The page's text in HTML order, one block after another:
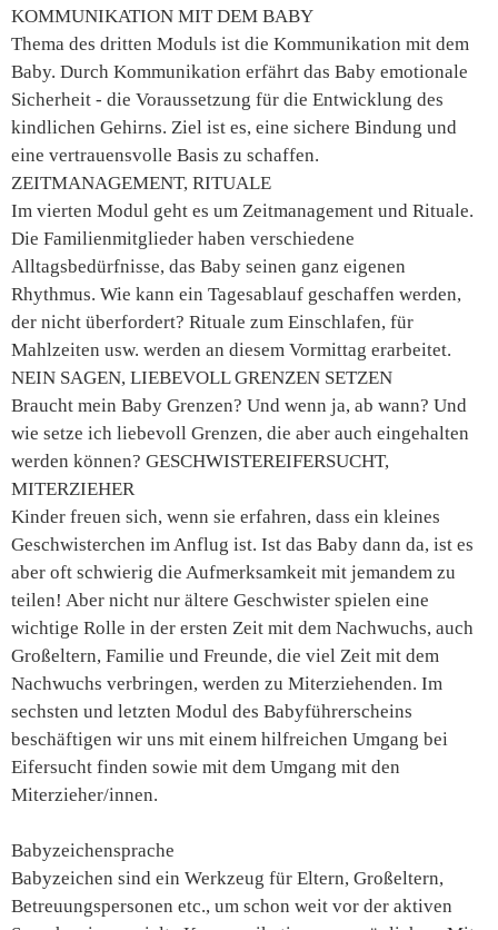
KOMMUNIKATION MIT DEM BABY
Thema des dritten Moduls ist die Kommunikation mit dem
Baby. Durch Kommunikation erfährt das Baby emotionale
Sicherheit - die Voraussetzung für die Entwicklung des
kindlichen Gehirns. Ziel ist es, eine sichere Bindung und
eine vertrauensvolle Basis zu schaffen.
ZEITMANAGEMENT, RITUALE
Im vierten Modul geht es um Zeitmanagement und Rituale.
Die Familienmitglieder haben verschiedene
Alltagsbedürfnisse, das Baby seinen ganz eigenen
Rhythmus. Wie kann ein Tagesablauf geschaffen werden,
der nicht überfordert? Rituale zum Einschlafen, für
Mahlzeiten usw. werden an diesem Vormittag erarbeitet.
NEIN SAGEN, LIEBEVOLL GRENZEN SETZEN
Braucht mein Baby Grenzen? Und wenn ja, ab wann? Und
wie setze ich liebevoll Grenzen, die aber auch eingehalten
werden können? GESCHWISTEREIFERSUCHT,
MITERZIEHER
Kinder freuen sich, wenn sie erfahren, dass ein kleines
Geschwisterchen im Anflug ist. Ist das Baby dann da, ist es
aber oft schwierig die Aufmerksamkeit mit jemandem zu
teilen! Aber nicht nur ältere Geschwister spielen eine
wichtige Rolle in der ersten Zeit mit dem Nachwuchs, auch
Großeltern, Familie und Freunde, die viel Zeit mit dem
Nachwuchs verbringen, werden zu Miterziehenden. Im
sechsten und letzten Modul des Babyführerscheins
beschäftigen wir uns mit einem hilfreichen Umgang bei
Eifersucht finden sowie mit dem Umgang mit den
Miterzieher/innen.
Babyzeichensprache
Babyzeichen sind ein Werkzeug für Eltern, Großeltern,
Betreuungspersonen etc., um schon weit vor der aktiven